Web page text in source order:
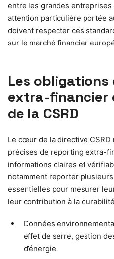
entre les grandes entreprises
attention particulière portée
doivent respecter ces
sur le marché financier
Les
extra-financier
de la CSRD
Le cœur de la directive
précises de reporting extra-
informations claires et
notamment reporter
essentielles pour mesurer
leur contribution à la
Données
effet de serre, gestion
d’énergie.